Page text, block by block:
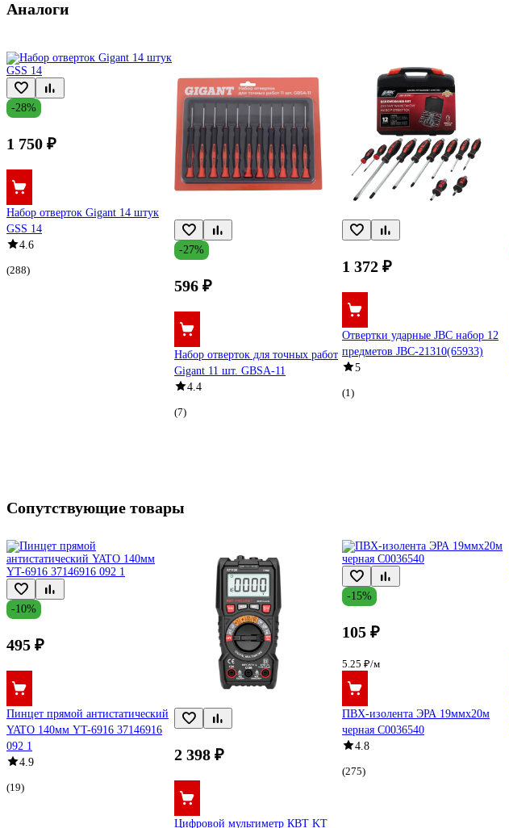
Аналоги
-28%
1 750 ₽
Набор отверток Gigant 14 штук
GSS 14
4.6
(288)
-27%
596 ₽
Набор отверток для точных работ
Gigant 11 шт. GBSA-11
4.4
(7)
1 372 ₽
Отвертки ударные JBC набор 12
предметов JBC-21310(65933)
5
(1)
Сопутствующие товары
-10%
495 ₽
Пинцет прямой антистатический
YATO 140мм YT-6916 37146916
092 1
4.9
(19)
2 398 ₽
Цифровой мультиметр КВТ KT
-15%
105 ₽
5.25 ₽/м
ПВХ-изолента ЭРА 19ммх20м
черная C0036540
4.8
(275)